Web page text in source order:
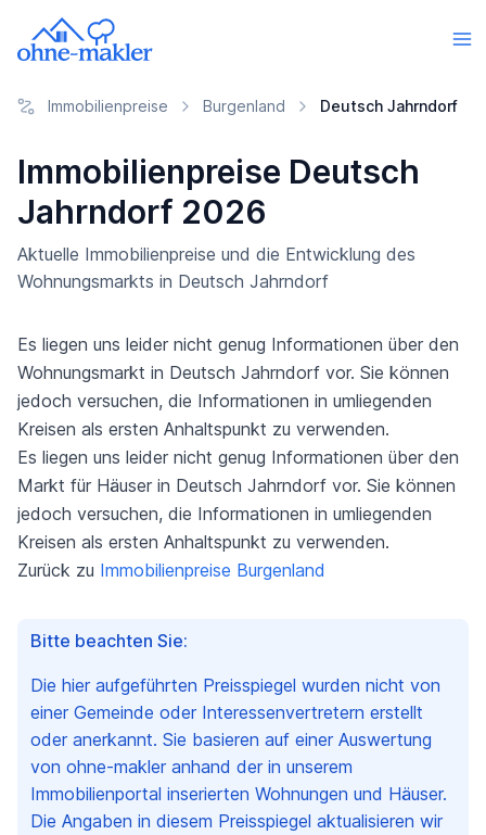
Immobilienpreise Burgenland Deutsch Jahrndorf
Immobilienpreise Deutsch
Jahrndorf 2026
Aktuelle Immobilienpreise und die Entwicklung des
Wohnungsmarkts in Deutsch Jahrndorf
Es liegen uns leider nicht genug Informationen über den
Wohnungsmarkt in Deutsch Jahrndorf vor. Sie können
jedoch versuchen, die Informationen in umliegenden
Kreisen als ersten Anhaltspunkt zu verwenden.
Es liegen uns leider nicht genug Informationen über den
Markt für Häuser in Deutsch Jahrndorf vor. Sie können
jedoch versuchen, die Informationen in umliegenden
Kreisen als ersten Anhaltspunkt zu verwenden.
Zurück zu Immobilienpreise Burgenland
Bitte beachten Sie:
Die hier aufgeführten Preisspiegel wurden nicht von
einer Gemeinde oder Interessenvertretern erstellt
oder anerkannt. Sie basieren auf einer Auswertung
von ohne-makler anhand der in unserem
Immobilienportal inserierten Wohnungen und Häuser.
Die Angaben in diesem Preisspiegel aktualisieren wir